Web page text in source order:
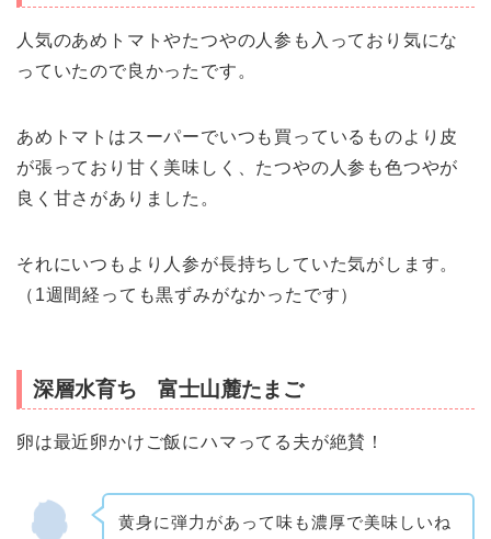
人気のあめトマトやたつやの人参も入っており気にな
っていたので良かったです。
あめトマトはスーパーでいつも買っているものより皮
が張っており甘く美味しく、たつやの人参も色つやが
良く甘さがありました。
それにいつもより人参が長持ちしていた気がします。
（1週間経っても黒ずみがなかったです）
深層水育ち 富士山麓たまご
卵は最近卵かけご飯にハマってる夫が絶賛！
黄身に弾力があって味も濃厚で美味しいね